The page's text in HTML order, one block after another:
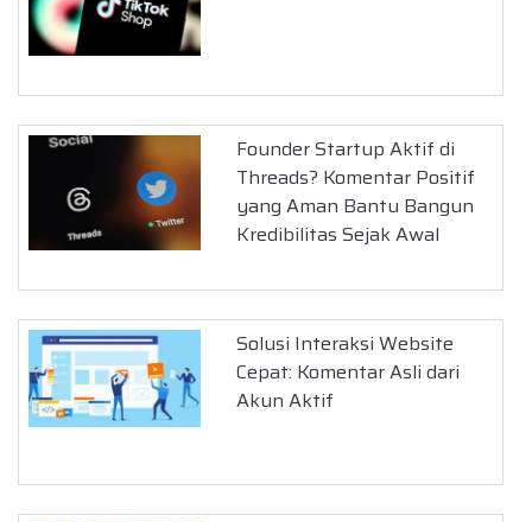
Founder Startup Aktif di
Threads? Komentar Positif
yang Aman Bantu Bangun
Kredibilitas Sejak Awal
Solusi Interaksi Website
Cepat: Komentar Asli dari
Akun Aktif